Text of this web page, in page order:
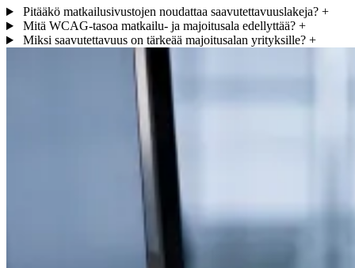
Pitääkö matkailusivustojen noudattaa saavutettavuuslakeja? +
Mitä WCAG-tasoa matkailu- ja majoitusala edellyttää? +
Miksi saavutettavuus on tärkeää majoitusalan yrityksille? +